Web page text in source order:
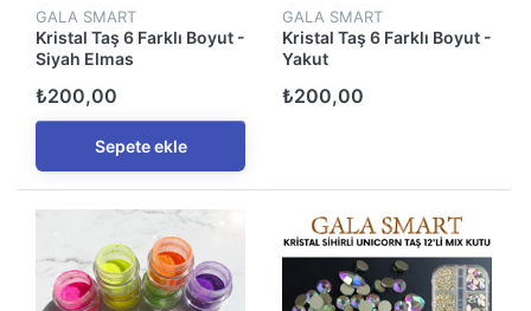
GALA SMART
Kristal Taş 6 Farklı Boyut -
Siyah Elmas
₺200,00
Sepete ekle
GALA SMART
Kristal Taş 6 Farklı Boyut -
Yakut
₺200,00